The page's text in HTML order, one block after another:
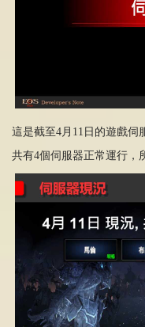
這是截至4月11日的遊戲伺
共有4個伺服器正常運行，